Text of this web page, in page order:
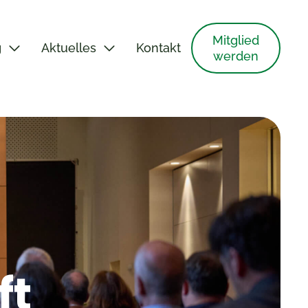
Aktuelles Kontakt
Mitglied
werden